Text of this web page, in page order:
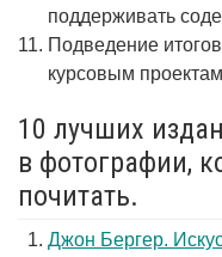
поддерживать
Подведение
курсовым
10 лучших
в фотографии,
почитать.
Джон Бергер.